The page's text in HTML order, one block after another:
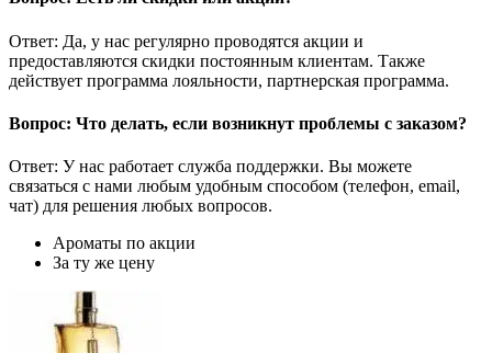
Ответ: Да, у нас регулярно проводятся акции и
предоставляются скидки постоянным клиентам. Также
действует программа лояльности, партнерская программа.
Вопрос: Что делать, если возникнут проблемы с заказом?
Ответ: У нас работает служба поддержки. Вы можете
связаться с нами любым удобным способом (телефон, email,
чат) для решения любых вопросов.
Ароматы по акции
За ту же цену